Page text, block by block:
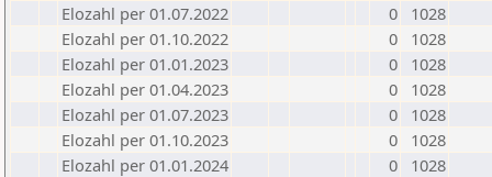
Elozahl per 01.07.2022
0
1028
Elozahl per 01.10.2022
0
1028
Elozahl per 01.01.2023
0
1028
Elozahl per 01.04.2023
0
1028
Elozahl per 01.07.2023
0
1028
Elozahl per 01.10.2023
0
1028
Elozahl per 01.01.2024
0
1028